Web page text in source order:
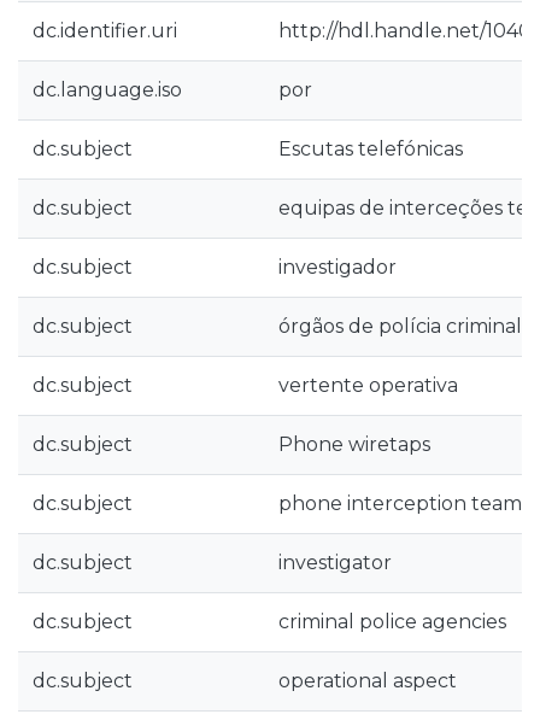
dc.identifier.uri http://hdl.handle.net/
dc.language.iso por
dc.subject Escutas telefónicas
dc.subject equipas de interceções
dc.subject investigador
dc.subject órgãos de polícia criminal
dc.subject vertente operativa
dc.subject Phone wiretaps
dc.subject phone interception teams
dc.subject investigator
dc.subject criminal police agencies
dc.subject operational aspect